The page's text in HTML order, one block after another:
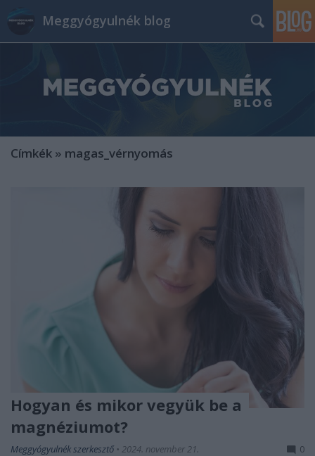
Meggyógyulnék blog
Címkék » magas_vérnyomás
Hogyan és mikor vegyük be a
magnéziumot?
Meggyógyulnék szerkesztő • 2024. november 21. 0